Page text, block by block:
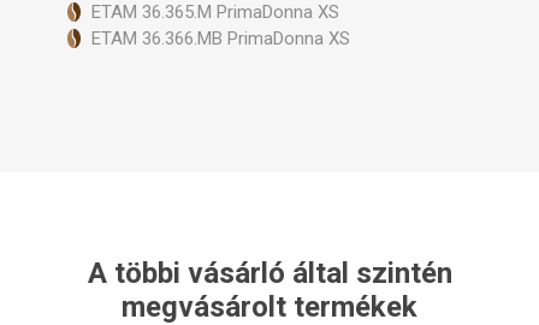
ETAM 36.365.M PrimaDonna XS
ETAM 36.366.MB PrimaDonna XS
A többi vásárló által szintén
megvásárolt termékek